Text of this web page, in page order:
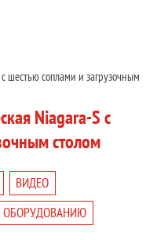
шестью соплами и загрузочным
Niagara-S с
столом
ВИДЕО